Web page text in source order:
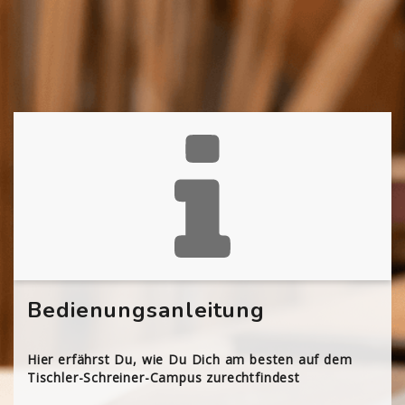
Bedienungsanleitung
Hier erfährst Du, wie Du Dich am besten auf dem
Tischler-Schreiner-Campus zurechtfindest